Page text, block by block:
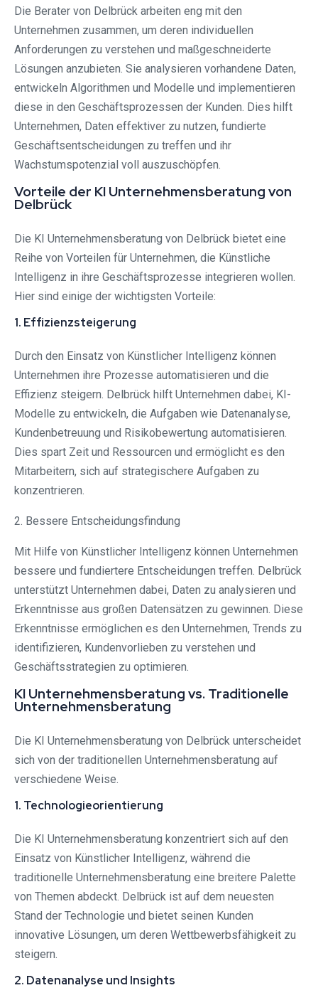
Die Berater von Delbrück arbeiten eng mit den
Unternehmen zusammen, um deren individuellen
Anforderungen zu verstehen und maßgeschneiderte
Lösungen anzubieten. Sie analysieren vorhandene Daten,
entwickeln Algorithmen und Modelle und implementieren
diese in den Geschäftsprozessen der Kunden. Dies hilft
Unternehmen, Daten effektiver zu nutzen, fundierte
Geschäftsentscheidungen zu treffen und ihr
Wachstumspotenzial voll auszuschöpfen.
Vorteile der KI Unternehmensberatung von
Delbrück
Die KI Unternehmensberatung von Delbrück bietet eine
Reihe von Vorteilen für Unternehmen, die Künstliche
Intelligenz in ihre Geschäftsprozesse integrieren wollen.
Hier sind einige der wichtigsten Vorteile:
1. Effizienzsteigerung
Durch den Einsatz von Künstlicher Intelligenz können
Unternehmen ihre Prozesse automatisieren und die
Effizienz steigern. Delbrück hilft Unternehmen dabei, KI-
Modelle zu entwickeln, die Aufgaben wie Datenanalyse,
Kundenbetreuung und Risikobewertung automatisieren.
Dies spart Zeit und Ressourcen und ermöglicht es den
Mitarbeitern, sich auf strategischere Aufgaben zu
konzentrieren.
2. Bessere Entscheidungsfindung
Mit Hilfe von Künstlicher Intelligenz können Unternehmen
bessere und fundiertere Entscheidungen treffen. Delbrück
unterstützt Unternehmen dabei, Daten zu analysieren und
Erkenntnisse aus großen Datensätzen zu gewinnen. Diese
Erkenntnisse ermöglichen es den Unternehmen, Trends zu
identifizieren, Kundenvorlieben zu verstehen und
Geschäftsstrategien zu optimieren.
KI Unternehmensberatung vs. Traditionelle
Unternehmensberatung
Die KI Unternehmensberatung von Delbrück unterscheidet
sich von der traditionellen Unternehmensberatung auf
verschiedene Weise.
1. Technologieorientierung
Die KI Unternehmensberatung konzentriert sich auf den
Einsatz von Künstlicher Intelligenz, während die
traditionelle Unternehmensberatung eine breitere Palette
von Themen abdeckt. Delbrück ist auf dem neuesten
Stand der Technologie und bietet seinen Kunden
innovative Lösungen, um deren Wettbewerbsfähigkeit zu
steigern.
2. Datenanalyse und Insights